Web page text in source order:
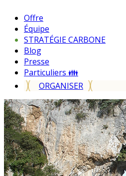
Offre
Équipe
STRATÉGIE CARBONE
Blog
Presse
Particuliers 👪
ORGANISER